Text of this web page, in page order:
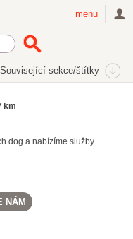
menu
Související sekce/štítky
km
dog a nabízíme služby ...
NÁM